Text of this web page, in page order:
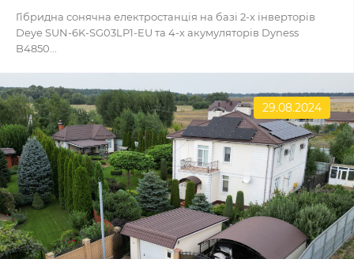
Гібридна сонячна електростанція на базі 2-х інверторів
Deye SUN-6K-SG03LP1-EU та 4-х акумуляторів Dyness
B4850...
29.08.2024